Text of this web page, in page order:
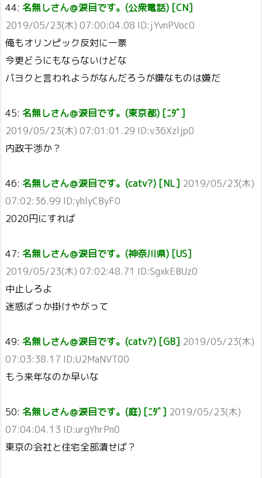
44: 名無しさん＠涙目です。(公衆電話) [CN]
2019/05/23(木) 07:00:04.08 ID:jYvnPVoc0
俺もオリンピック反対に一票
今更どうにもならないけどな
パヨクと言われようがなんだろうが嫌なものは嫌だ
45: 名無しさん＠涙目です。(東京都) [ﾆﾀﾞ]
2019/05/23(木) 07:01:01.29 ID:v36Xzljp0
内政干渉か？
46: 名無しさん＠涙目です。(catv?) [NL] 2019/05/23(木)
07:02:36.99 ID:yhlyCByF0
2020円にすれば
47: 名無しさん＠涙目です。(神奈川県) [US]
2019/05/23(木) 07:02:48.71 ID:SgxkEBUz0
中止しろよ
迷惑ばっか掛けやがって
49: 名無しさん＠涙目です。(catv?) [GB] 2019/05/23(木)
07:03:38.17 ID:U2MaNVT00
もう来年なのか早いな
50: 名無しさん＠涙目です。(庭) [ﾆﾀﾞ] 2019/05/23(木)
07:04:04.13 ID:urgYhrPn0
東京の会社と住宅全部潰せば？